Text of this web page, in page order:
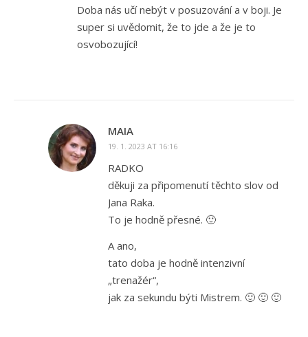
Doba nás učí nebýt v posuzování a v boji. Je
super si uvědomit, že to jde a že je to
osvobozující!
MAIA
19. 1. 2023 AT 16:16
RADKO
děkuji za připomenutí těchto slov od
Jana Raka.
To je hodně přesné. 🙂
A ano,
tato doba je hodně intenzivní
„trenažér“,
jak za sekundu býti Mistrem. 🙂 🙂 🙂